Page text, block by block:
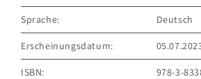
Sprache: Deutsch
Erscheinungsdatum:
ISBN: 978-3-